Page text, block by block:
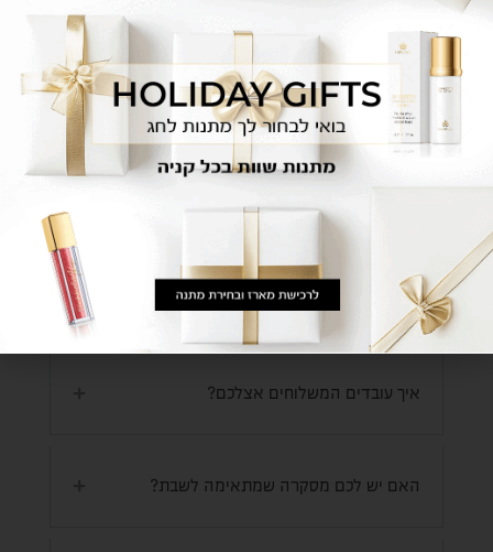
2. אופציה נוספת היא לגשת לנקודת המכירה הקרובה
לאזור מגורייך לחצי כאן לסניפים
לשבת עם אחת המאפרות בסניף ולקבל התאמה
+הדרכה מפורטת לשימוש במוצרים.
היכן המוצרים מיוצרים?
איך האיפור נתפס על הפנים אם הוא אבקה?
איך עובדים המשלוחים אצלכם?
האם יש לכם מסקרה שמתאימה לשבת?